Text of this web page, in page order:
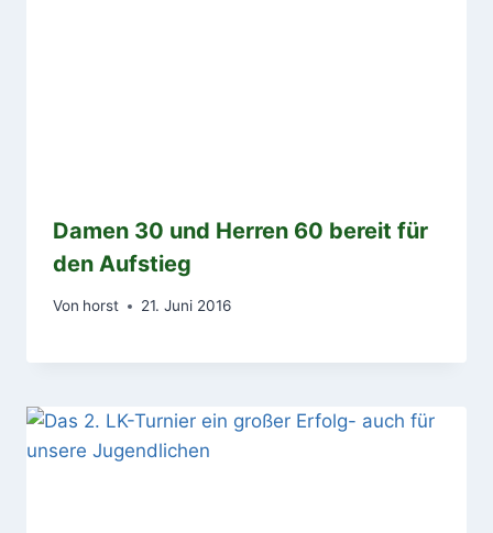
Damen 30 und Herren 60 bereit für
den Aufstieg
Von horst 21. Juni 2016